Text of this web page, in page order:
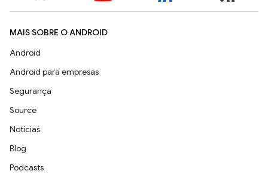
MAIS SOBRE O ANDROID
Android
Android para empresas
Segurança
Source
Notícias
Blog
Podcasts